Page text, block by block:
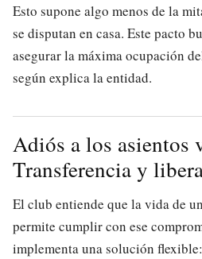
Esto supone algo menos de la
se disputan en casa. Este pacto
asegurar la máxima ocupación
según explica la entidad.
Adiós a los asientos
Transferencia y
El club entiende que la vida de
permite cumplir con ese
implementa una solución